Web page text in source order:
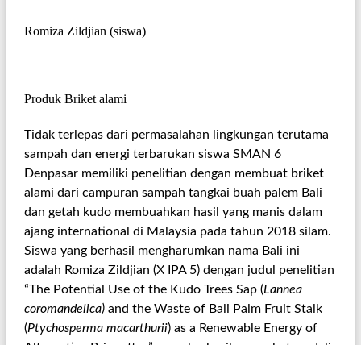
Romiza Zildjian (siswa)
Produk Briket alami
Tidak terlepas dari permasalahan lingkungan terutama
sampah dan energi terbarukan siswa SMAN 6
Denpasar memiliki penelitian dengan membuat briket
alami dari campuran sampah tangkai buah palem Bali
dan getah kudo membuahkan hasil yang manis dalam
ajang international di Malaysia pada tahun 2018 silam.
Siswa yang berhasil mengharumkan nama Bali ini
adalah Romiza Zildjian (X IPA 5) dengan judul penelitian
“The Potential Use of the Kudo Trees Sap (Lannea
coromandelica) and the Waste of Bali Palm Fruit Stalk
(Ptychosperma macarthurii) as a Renewable Energy of